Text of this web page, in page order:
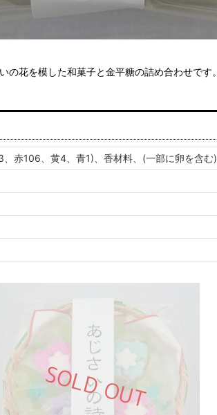
の花を模した和菓子と金平糖の詰め合わせです。
赤106、黄4、青1)、香材料、(一部に卵を含む)